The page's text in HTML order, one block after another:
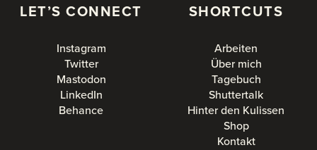
LET’S CONNECT
Instagram
Twitter
Mastodon
LinkedIn
Behance
SHORTCUTS
Arbeiten
Über mich
Tagebuch
Shuttertalk
Hinter den Kulissen
Shop
Kontakt